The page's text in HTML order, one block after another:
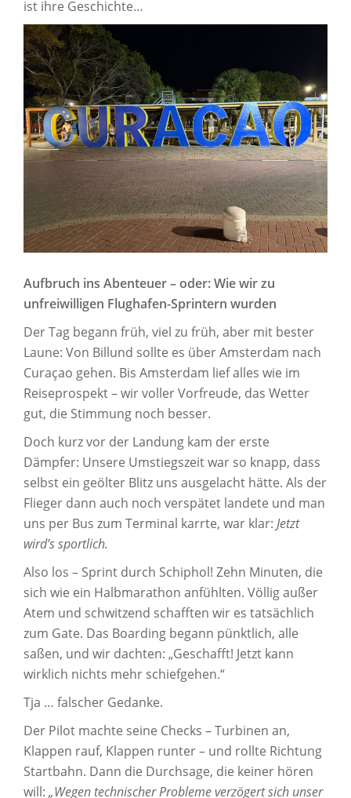
ist ihre Geschichte…
Aufbruch ins Abenteuer – oder: Wie wir zu
unfreiwilligen Flughafen-Sprintern wurden
Der Tag begann früh, viel zu früh, aber mit bester
Laune: Von Billund sollte es über Amsterdam nach
Curaçao gehen. Bis Amsterdam lief alles wie im
Reiseprospekt – wir voller Vorfreude, das Wetter
gut, die Stimmung noch besser.
Doch kurz vor der Landung kam der erste
Dämpfer: Unsere Umstiegszeit war so knapp, dass
selbst ein geölter Blitz uns ausgelacht hätte. Als der
Flieger dann auch noch verspätet landete und man
uns per Bus zum Terminal karrte, war klar: Jetzt
wird’s sportlich.
Also los – Sprint durch Schiphol! Zehn Minuten, die
sich wie ein Halbmarathon anfühlten. Völlig außer
Atem und schwitzend schafften wir es tatsächlich
zum Gate. Das Boarding begann pünktlich, alle
saßen, und wir dachten: „Geschafft! Jetzt kann
wirklich nichts mehr schiefgehen.“
Tja … falscher Gedanke.
Der Pilot machte seine Checks – Turbinen an,
Klappen rauf, Klappen runter – und rollte Richtung
Startbahn. Dann die Durchsage, die keiner hören
will:„Wegen technischer Probleme verzögert sich unser